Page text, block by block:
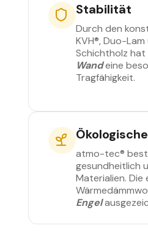
Stabilität
Durch den
KVH®, Duo-
Schichtholz
Wandeine
Tragfähigkeit.
atmo-tec®
gesundheitlich
Materialien. Die
Engel